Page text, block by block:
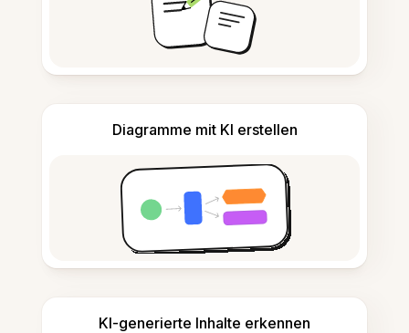
Diagramme mit KI erstellen
KI-generierte Inhalte erkennen